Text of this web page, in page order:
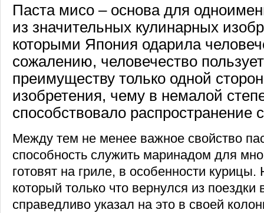
Паста мисо – основа для
из значительных кулинарных
которыми Япония одарила
сожалению, человечество
преимуществу только одной
изобретения, чему в немалой
способствовало распространение
Между тем не менее важное свойство
способность служить маринадом для
готовят на гриле, в особенности
который только что вернулся из
справедливо указал на это в своей